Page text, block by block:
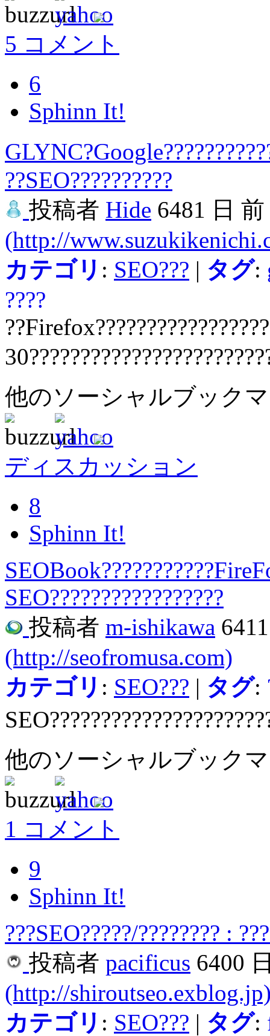
5 コメント
6
Sphinn It!
??SEO??????????
投稿者 Hide 6481 日
(http://
カテゴリ : SEO??? | タグ:
????
他のソーシャルブック
ディスカッション
8
Sphinn It!
SEO?????????????????
投稿者 m-ishikawa
(http://seofromusa.com)
カテゴリ : SEO??? | タグ:
他のソーシャルブック
1 コメント
9
Sphinn It!
???SEO?????/???????? :
投稿者 pacificus 6400
(http://
カテゴリ : SEO??? | タグ: